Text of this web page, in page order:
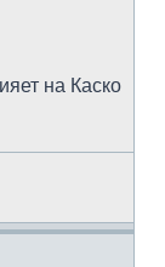
на Каско